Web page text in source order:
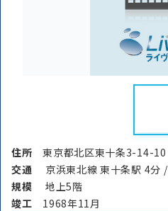
住所東京都北区東十条3-
交通
京浜東北線 東十条駅 4分
規模
地上5階
竣⼯ 1968年11月